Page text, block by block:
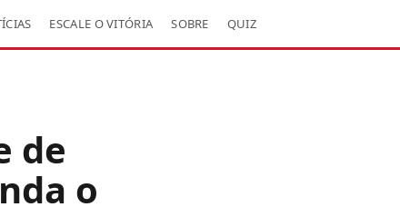
ESCALE O VITÓRIA SOBRE QUIZ
de
o